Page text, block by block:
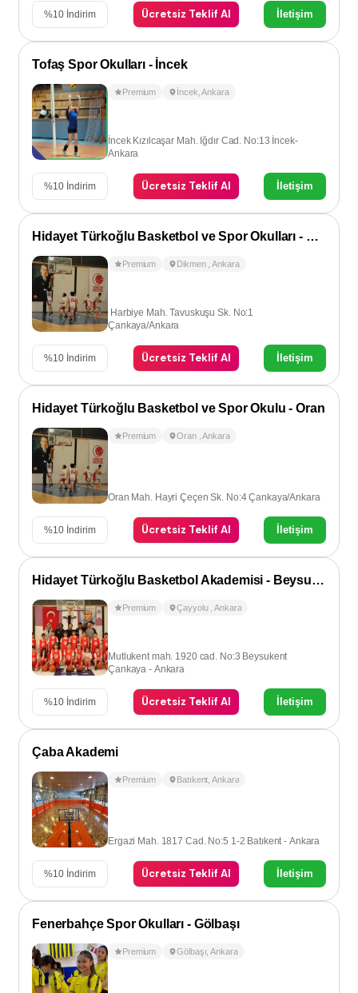
%10 İndirim Ücretsiz Teklif Al İletişim
Tofaş Spor Okulları - İncek
Premium İncek ,Ankara
İncek Kızılcaşar Mah. Iğdır Cad. No:13 İncek-
Ankara
%10 İndirim Ücretsiz Teklif Al İletişim
Hidayet Türkoğlu Basketbol ve Spor Okulları - Dikmen
Premium Dikmen ,Ankara
Harbiye Mah. Tavuskuşu Sk. No:1
Çankaya/Ankara
%10 İndirim Ücretsiz Teklif Al İletişim
Hidayet Türkoğlu Basketbol ve Spor Okulu - Oran
Premium Oran ,Ankara
Oran Mah. Hayri Çeçen Sk. No:4 Çankaya/Ankara
%10 İndirim Ücretsiz Teklif Al İletişim
Hidayet Türkoğlu Basketbol Akademisi - Beysukent/Çayyolu
Premium Çayyolu ,Ankara
Mutlukent mah. 1920 cad. No:3 Beysukent
Çankaya - Ankara
%10 İndirim Ücretsiz Teklif Al İletişim
Çaba Akademi
Premium Batıkent ,Ankara
Ergazi Mah. 1817 Cad. No:5 1-2 Batıkent - Ankara
%10 İndirim Ücretsiz Teklif Al İletişim
Fenerbahçe Spor Okulları - Gölbaşı
Premium Gölbaşı ,Ankara